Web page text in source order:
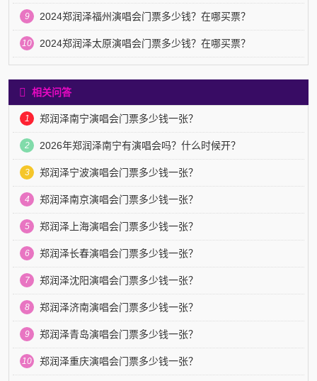
9 2024郑润泽福州演唱会门票多少钱？在哪买票？
10 2024郑润泽太原演唱会门票多少钱？在哪买票？
相关问答
1 郑润泽南宁演唱会门票多少钱一张？
2 2026年郑润泽南宁有演唱会吗？什么时候开？
3 郑润泽宁波演唱会门票多少钱一张？
4 郑润泽南京演唱会门票多少钱一张？
5 郑润泽上海演唱会门票多少钱一张？
6 郑润泽长春演唱会门票多少钱一张？
7 郑润泽沈阳演唱会门票多少钱一张？
8 郑润泽济南演唱会门票多少钱一张？
9 郑润泽青岛演唱会门票多少钱一张？
10 郑润泽重庆演唱会门票多少钱一张？